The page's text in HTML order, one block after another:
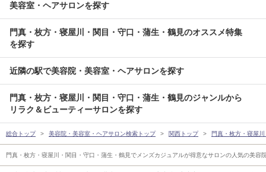
美容室・ヘアサロンを探す
門真・枚方・寝屋川・関目・守口・蒲生・鶴見のオススメ特集
を探す
近隣の駅で美容院・美容室・ヘアサロンを探す
門真・枚方・寝屋川・関目・守口・蒲生・鶴見のジャンルから
リラク＆ビューティーサロンを探す
総合トップ 美容院・美容室・ヘアサロン検索トップ 関西トップ 門真・枚方・寝屋
門真・枚方・寝屋川・関目・守口・蒲生・鶴見でメンズカジュアルが得意なサロンの人気の美